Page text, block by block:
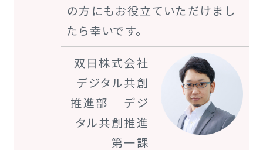
の方にもお役立ていただけまし
たら幸いです。
双日株式会社
デジタル共創
推進部 デジ
タル共創推進
第一課